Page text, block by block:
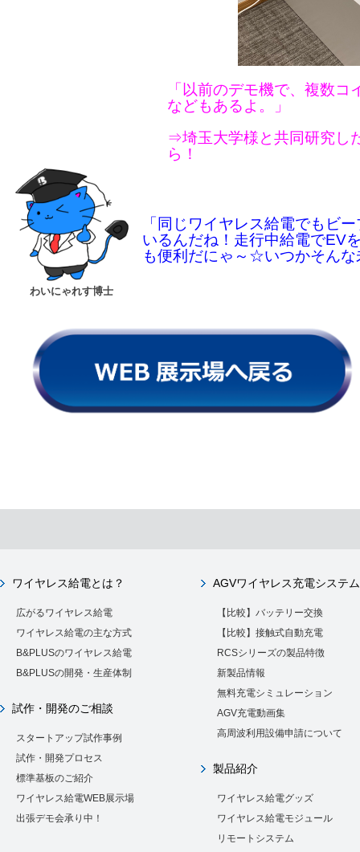
「以前のデモ機で、複数
などもあるよ。」
⇒埼玉大学様と共同研究し
ら！
わいにゃれす博士
「同じワイヤレス給電でもビ
いるんだね！ 走行中給電でEV
も便利だにゃ～☆いつかそん
ワイヤレス給電とは？
広がるワイヤレス給電
ワイヤレス給電の主な方式
B&PLUSのワイヤレス給電
B&PLUSの開発・生産体制
試作・開発のご相談
スタートアップ試作事例
試作・開発プロセス
標準基板のご紹介
ワイヤレス給電WEB展示場
出張デモ会承り中！
AGVワイヤレス充電システム
【比較】バッテリー交換
【比較】接触式自動充電
RCSシリーズの製品特徴
新製品情報
無料充電シミュレーション
AGV充電動画集
高周波利用設備申請について
製品紹介
ワイヤレス給電グッズ
ワイヤレス給電モジュール
リモートシステム